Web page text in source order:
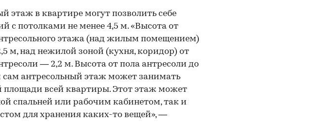
этаж в квартире могут позволить себе
с потолками не менее 4,5 м. «Высота от
этажа (над жилым помещением)
м, над нежилой зоной (кухня, коридор) от
— 2,2 м. Высота от пола антресоли до
сам антресольный этаж может занимать
площади всей квартиры. Этот этаж может
спальней или рабочим кабинетом, так и
для хранения каких-то вещей», —